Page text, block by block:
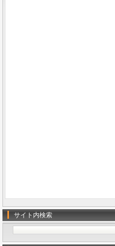
サイト内検索